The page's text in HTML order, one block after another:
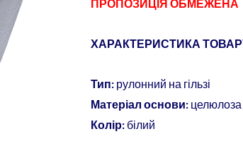
рул.уп.
ПРОПОЗИЦІЯ ОБМЕЖЕНА
ХАРАКТЕРИСТИКА
Тип: рулонний на гільзі
Матеріал основи: целюлоза
Колір: білий